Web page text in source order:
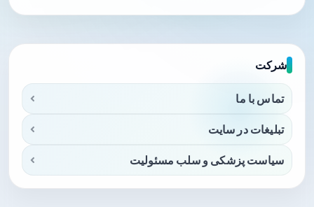
شرکت
تماس با ما
تبلیغات در سایت
سیاست پزشکی و سلب مسئولیت